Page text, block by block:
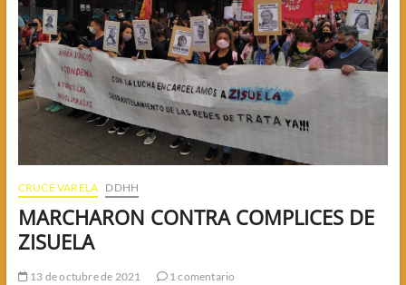
CRUCE VARELA DDHH
MARCHARON CONTRA COMPLICES DE
ZISUELA
13 de octubre de 2021 1 comentario